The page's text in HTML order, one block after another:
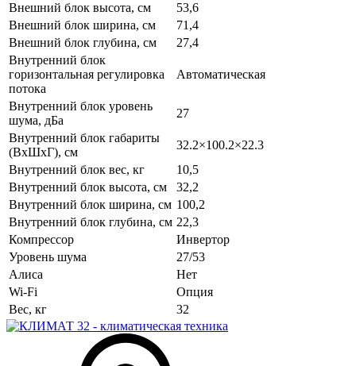
Внешний блок высота, см
53,6
Внешний блок ширина, см
71,4
Внешний блок глубина, см
27,4
Внутренний блок
горизонтальная регулировка
потока
Автоматическая
Внутренний блок уровень
шума, дБа
27
Внутренний блок габариты
(ВхШхГ), см
32.2×100.2×22.3
Внутренний блок вес, кг
10,5
Внутренний блок высота, см
32,2
Внутренний блок ширина, см 100,2
Внутренний блок глубина, см 22,3
Компрессор
Инвертор
Уровень шума
27/53
Алиса
Нет
Wi-Fi
Опция
Вес, кг
32